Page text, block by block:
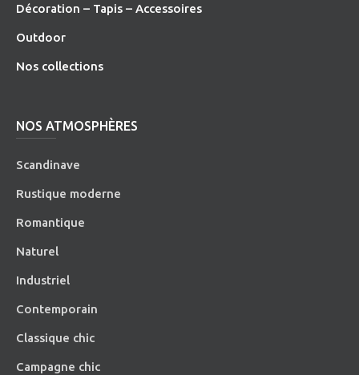
Décoration – Tapis – Accessoires
Outdoor
Nos collections
NOS ATMOSPHÈRES
Scandinave
Rustique moderne
Romantique
Naturel
Industriel
Contemporain
Classique chic
Campagne chic